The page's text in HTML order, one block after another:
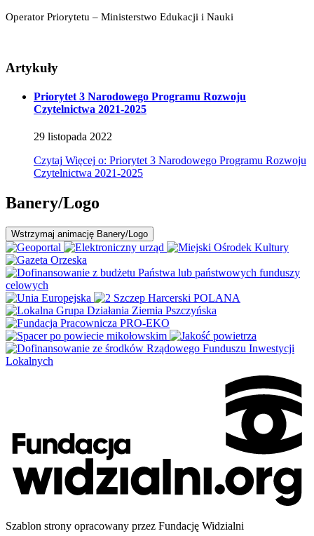
Operator Priorytetu – Ministerstwo Edukacji i Nauki
Artykuły
Priorytet 3 Narodowego Programu Rozwoju
Czytelnictwa 2021-2025
29 listopada 2022
Czytaj Więcej o: Priorytet 3 Narodowego Programu Rozwoju
Czytelnictwa 2021-2025
Banery/Logo
Wstrzymaj animację Banery/Logo
Szablon strony opracowany przez Fundację Widzialni